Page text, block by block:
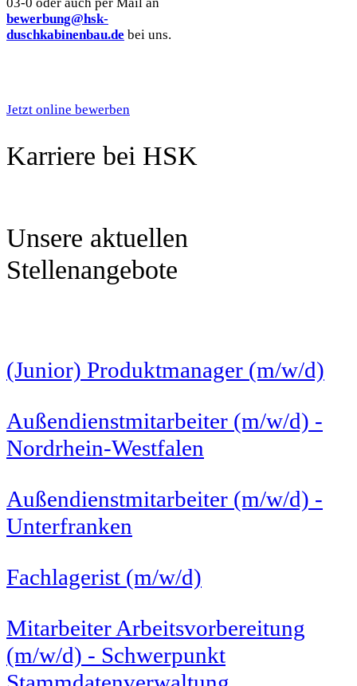
bewerbung@hsk-
duschkabinenbau.de bei uns.
Jetzt online bewerben
Karriere bei HSK
Unsere aktuellen
Stellenangebote
(Junior) Produktmanager (m/w/d)
Außendienstmitarbeiter (m/w/d) -
Nordrhein-Westfalen
Außendienstmitarbeiter (m/w/d) -
Unterfranken
Fachlagerist (m/w/d)
Mitarbeiter Arbeitsvorbereitung
(m/w/d) - Schwerpunkt